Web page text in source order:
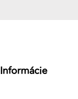
Informácie